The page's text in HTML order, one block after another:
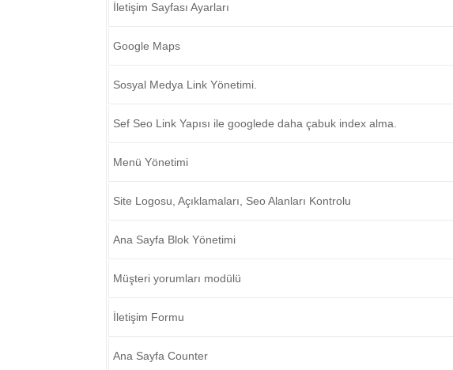
İletişim Sayfası Ayarları
Google Maps
Sosyal Medya Link Yönetimi.
Sef Seo Link Yapısı ile googlede daha çabuk index alma.
Menü Yönetimi
Site Logosu, Açıklamaları, Seo Alanları Kontrolu
Ana Sayfa Blok Yönetimi
Müşteri yorumları modülü
İletişim Formu
Ana Sayfa Counter